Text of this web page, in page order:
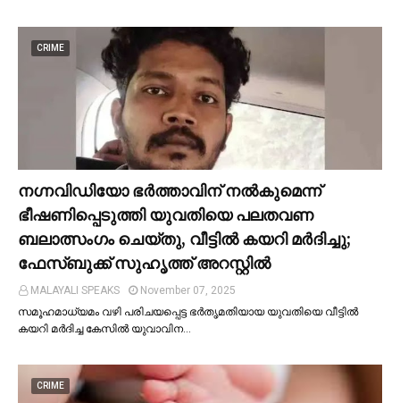
CRIME
നഗ്നവിഡിയോ ഭര്‍ത്താവിന് നല്‍കുമെന്ന്
ഭീഷണിപ്പെടുത്തി യുവതിയെ പലതവണ
ബലാത്സംഗം ചെയ്തു, വീട്ടില്‍ കയറി മര്‍ദിച്ചു;
ഫേസ്ബുക്ക് സുഹൃത്ത് അറസ്റ്റില്‍
MALAYALI SPEAKS
November 07, 2025
സമൂഹമാധ്യമം വഴി പരിചയപ്പെട്ട ഭർതൃമതിയായ യുവതിയെ വീട്ടില്‍
കയറി മർദിച്ച കേസില്‍ യുവാവിന…
CRIME